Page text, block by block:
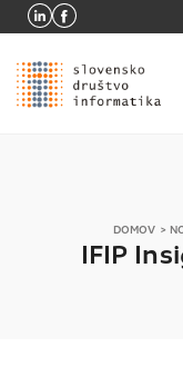
DOMOV >
IFIP